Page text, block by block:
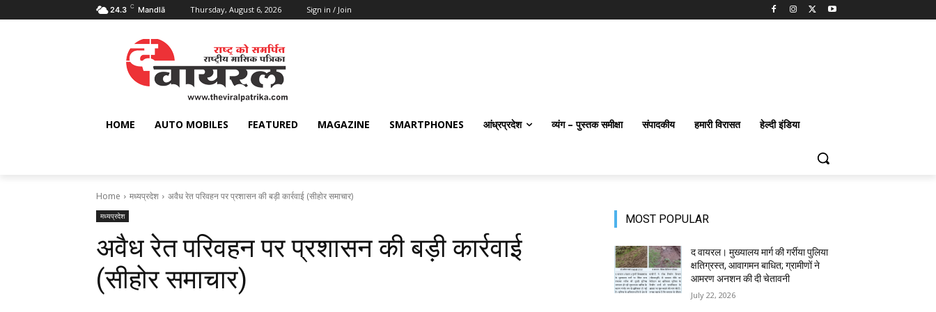
24.3 C Mandlā Thursday, August 6, 2026 Sign in / Join
HOME AUTO MOBILES FEATURED MAGAZINE SMARTPHONES आंध्रप्रदेश व्यंग – पुस्तक समीक्षा संपादकीय हमारी विरासत हेल्दी इंडिया
Home मध्यप्रदेश अवैध रेत परिवहन पर प्रशासन की बड़ी कार्रवाई (सीहोर समाचार)
मध्यप्रदेश
अवैध रेत परिवहन पर प्रशासन की बड़ी कार्रवाई
(सीहोर समाचार)
MOST POPULAR
द वायरल। मुख्यालय मार्ग की गर्रीया पुलिया
क्षतिग्रस्त, आवागमन बाधित; ग्रामीणों ने
आमरण अनशन की दी चेतावनी
July 22, 2026